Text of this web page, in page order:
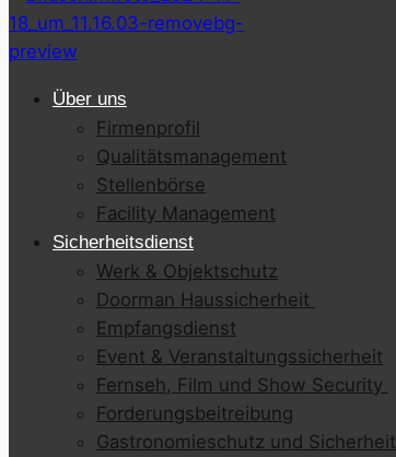
Über uns
Firmenprofil
Qualitätsmanagement
Stellenbörse
Facility Management
Sicherheitsdienst
Werk & Objektschutz
Doorman Haussicherheit
Empfangsdienst
Event & Veranstaltungssicherheit
Fernseh, Film und Show Security
Forderungsbeitreibung
Gastronomieschutz und Sicherheit